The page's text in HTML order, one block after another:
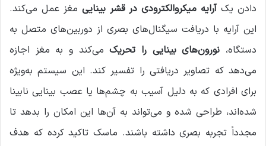
دادن یکآرایه میکروالکترودی در قشر بینایی مغز عمل می‌کند.
این آرایه با دریافت سیگنال‌های بصری از دوربین‌های متصل به
دستگاه، نورون‌های بینایی را تحریکمی‌کند و به مغز اجازه
می‌دهد که تصاویر دریافتی را تفسیر کند. این سیستم به‌ویژه
برای افرادی که به دلیل آسیب به چشم‌ها یا عصب بینایی نابینا
شده‌اند، طراحی شده و می‌تواند به آن‌ها این امکان را بدهد تا
مجدداً تجربه بصری داشته باشند. ماسک تاکید کرده که هدف